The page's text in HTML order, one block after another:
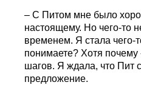
– С Питом мне было
настоящему. Но чего-то
временем. Я стала чего-
понимаете? Хотя почему
шагов. Я ждала, что Пит
предложение.